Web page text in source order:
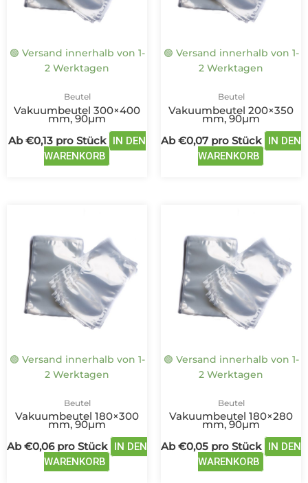
🟢 Versand innerhalb von 1-
2 Werktagen
Beutel
Vakuumbeutel 300×400
mm, 90µm
Ab€0,13 pro Stück
IN DEN
WARENKORB
der
🟢 Versand innerhalb von 1-
2 Werktagen
Beutel
Vakuumbeutel 200×350
mm, 90µm
Ab€0,07 pro Stück
IN DEN
WARENKORB
der
🟢 Versand innerhalb von 1-
2 Werktagen
Beutel
Vakuumbeutel 180×300
mm, 90µm
Ab€0,06pro Stück
IN DEN
WARENKORB
weist
mehrere
Varianten
auf.
Die
der
🟢 Versand innerhalb von 1-
2 Werktagen
Beutel
Vakuumbeutel 180×280
mm, 90µm
Ab€0,05 pro Stück
IN DEN
WARENKORB
weist
mehrere
auf.
Die
der